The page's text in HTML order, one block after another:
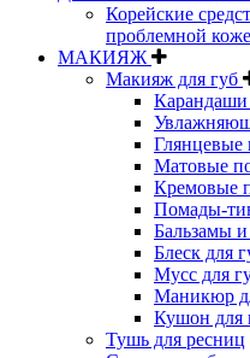
Корейские
проблемной
МАКИЯЖ
Макияж для губ
Карандаши
Глянцевые
Матовые
Кремовые
Помады-
Бальзамы
Блеск для
Мусс для
Маникюр
Кушон для
Тушь для ресниц